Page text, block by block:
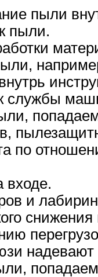
пыли
пыли.
службы
по
входе.
и